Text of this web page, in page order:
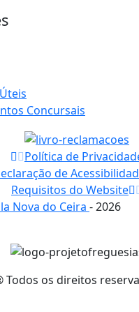
Concursais
Política de
de
Requisitos do Website
Nova do Ceira - 2026
Todos os direitos